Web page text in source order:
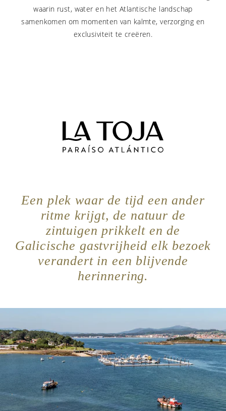
waarin rust, water en het Atlantische landschap
samenkomen om momenten van kalmte, verzorging en
exclusiviteit te creëren.
Een plek waar de tijd een ander
ritme krijgt, de natuur de
zintuigen prikkelt en de
Galicische gastvrijheid elk bezoek
verandert in een blijvende
herinnering.